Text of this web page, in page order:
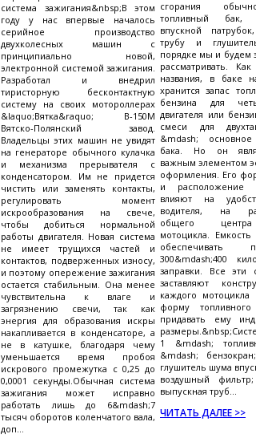
система зажигания&nbsp;В этом
году у нас впервые началось
серийное производство
двухколесных машин с
принципиально новой,
электронной системой зажигания.
Разработал и внедрил
тиристорную бесконтактную
систему на своих мотороллерах
&laquo;Вятка&raquo; В-150М
Вятско-Полянский завод.
Владельцы этих машин не увидят
на генераторе обычного кулачка
и механизма прерывателя с
конденсатором. Им не придется
чистить или заменять контакты,
регулировать момент
искрообразования на свече,
чтобы добиться нормальной
работы двигателя. Новая система
не имеет трущихся частей и
контактов, подверженных износу,
и поэтому опережение зажигания
остается стабильным. Она менее
чувствительна к влаге и
загрязнению свечи, так как
энергия для образования искры
накапливается в конденсаторе, а
не в катушке, благодаря чему
уменьшается время пробоя
искрового промежутка с 0,25 до
0,0001 секунды.Обычная система
зажигания может исправно
работать лишь до 6&mdash;7
тысяч оборотов коленчатого вала,
доп...
сгорания
топливный бак,
впускной
трубу и
порядке мы и будем
рассматривать.
названия, в баке
хранится запас
бензина для
двигателя или
смеси для
&mdash; основное
бака. Но он
важным элементом
оформления. Его
и расположение
влияют на
водителя, на
общего
мотоцикла.
300&mdash;400
заправки. Все эти
заставляют
каждого мотоцикла
форму топливного
придавать ему
1 &mdash;
&mdash;
глушитель шума
воздушный
выпускная труб...
ЧИТАТЬ ДАЛЕЕ >>